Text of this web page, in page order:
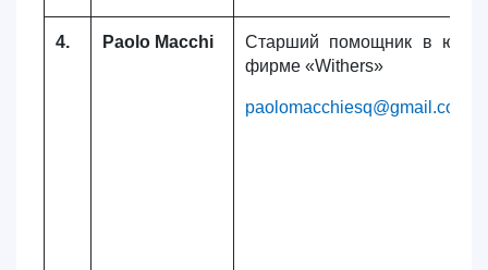
4. Paolo Macchi
Старший помощник в
фирме «Withers»
paolomacchiesq@gmail.com